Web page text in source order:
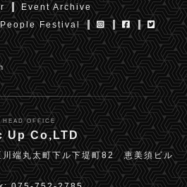
Event Archive
Festival
HEAD OFFICE
Up Co,LTD
端丸太町下ル下堤町82 恵美須ビル